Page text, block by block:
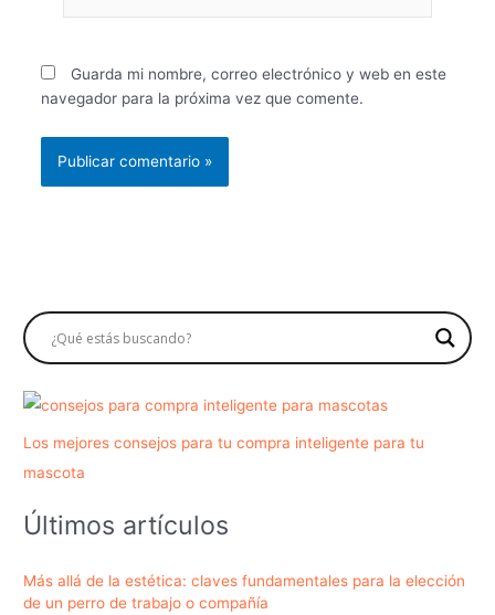
Guarda mi nombre, correo electrónico y web en este
navegador para la próxima vez que comente.
Los mejores consejos para tu compra inteligente para tu
mascota
Últimos artículos
Más allá de la estética: claves fundamentales para la elección
de un perro de trabajo o compañía